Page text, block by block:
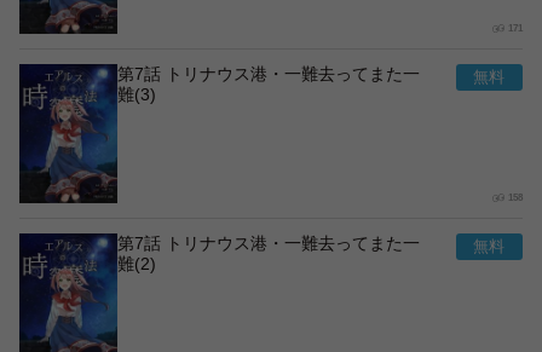
171
第7話 トリナウス港・一難去ってまた一
難(3)
158
第7話 トリナウス港・一難去ってまた一
難(2)